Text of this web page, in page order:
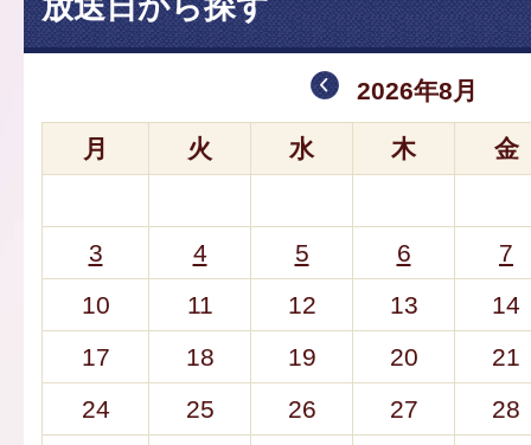
2026年8月
月 火 水 木 金
3 4 5 6
7
10
11 12 13
14
17
18 19 20
21
24
25 26 27
28